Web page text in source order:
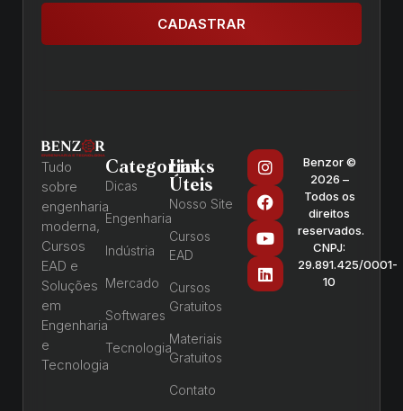
CADASTRAR
Tudo
sobre
engenharia
moderna,
Cursos
EAD e
Soluções
em
Engenharia
e
Tecnologia
Categorias
Dicas
Engenharia
Indústria
Mercado
Softwares
Tecnologia
Links
Úteis
Nosso Site
Cursos
EAD
Cursos
Gratuitos
Materiais
Gratuitos
Contato
Benzor ©
2026 –
Todos os
direitos
reservados.
CNPJ:
29.891.425/0001-
10